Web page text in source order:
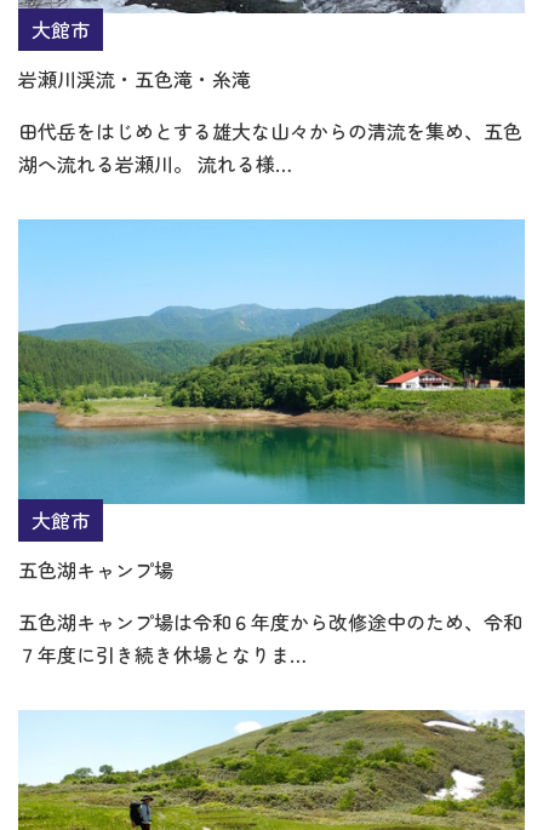
大館市
岩瀬川渓流・五色滝・糸滝
田代岳をはじめとする雄大な山々からの清流を集め、五色
湖へ流れる岩瀬川。 流れる様…
大館市
五色湖キャンプ場
五色湖キャンプ場は令和６年度から改修途中のため、令和
７年度に引き続き休場となりま…